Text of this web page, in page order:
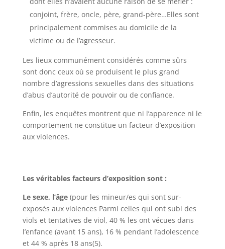
conjoint, frère, oncle, père, grand-père…Elles sont
principalement commises au domicile de la
victime ou de l’agresseur.
Les lieux communément considérés comme sûrs
sont donc ceux où se produisent le plus grand
nombre d’agressions sexuelles dans des situations
d’abus d’autorité de pouvoir ou de confiance.
Enfin, les enquêtes montrent que ni l’apparence ni le
comportement ne constitue un facteur d’exposition
aux violences.
Les véritables facteurs d’exposition sont :
Le sexe, l’âge(pour les mineur/es qui sont sur-
exposés aux violences Parmi celles qui ont subi des
viols et tentatives de viol, 40 % les ont vécues dans
l’enfance (avant 15 ans), 16 % pendant l’adolescence
et 44 % après 18 ans(5).